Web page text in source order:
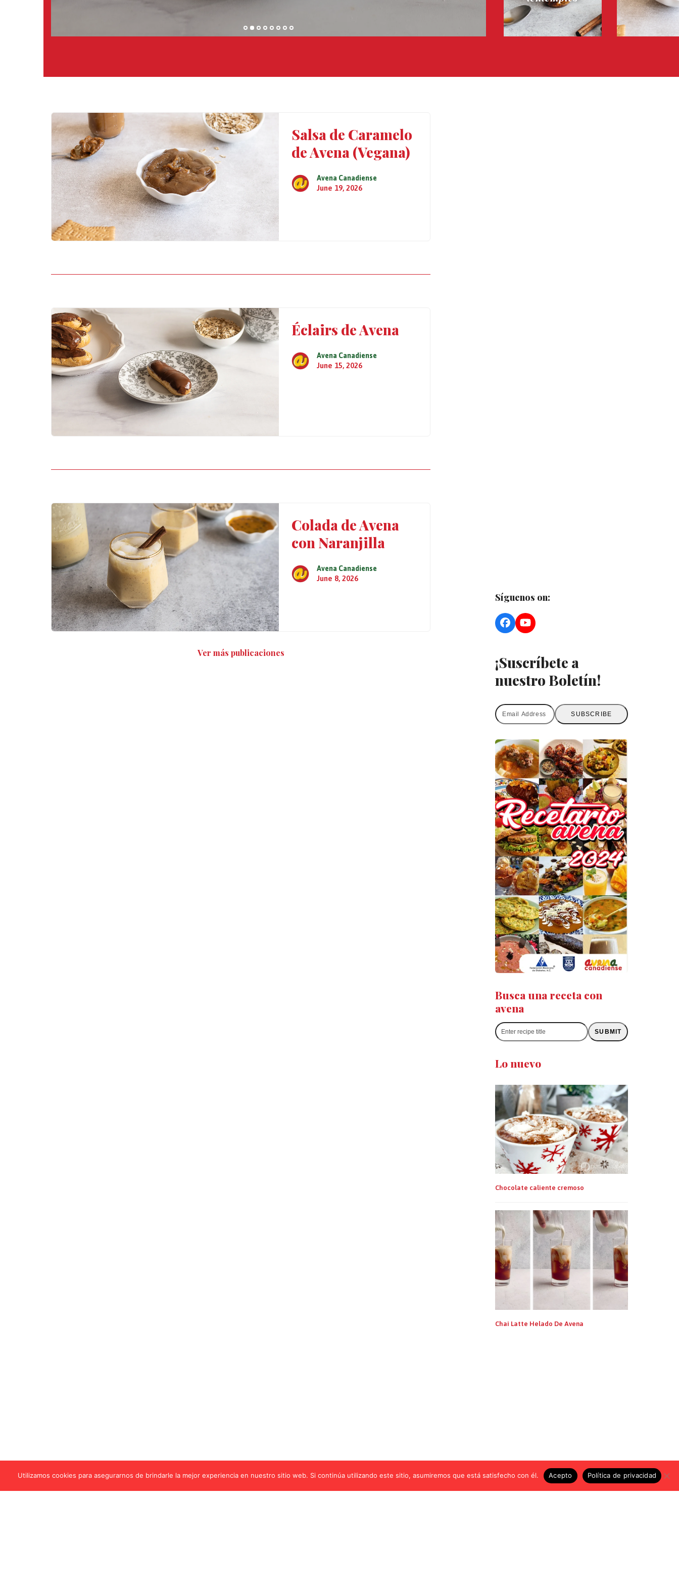
Salsa de Caramelo
de Avena (Vegana)
Avena Canadiense
June 19, 2026
Éclairs de Avena
Avena Canadiense
June 15, 2026
Colada de Avena
con Naranjilla
Avena Canadiense
June 8, 2026
Ver más publicaciones
Síguenos on:
Facebook
YouTube
¡Suscríbete a
nuestro Boletín!
Email
Address
SUBSCRIBE
Busca una receta con
avena
Enter
recipe
SUBMIT
Lo nuevo
Chocolate caliente cremoso
Chai Latte Helado De Avena
Utilizamos cookies para asegurarnos de brindarle la mejor experiencia en nuestro sitio web. Si continúa utilizando este sitio, asumiremos que está satisfecho con él. Acepto Política de privacidad